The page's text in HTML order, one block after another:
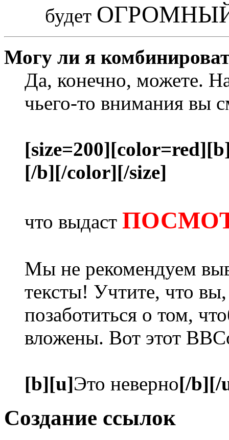
будет
Могу ли я
Да, конечно, можете.
чьего-то внимания вы
[/b][/color][/size]
что выдаст
Мы не рекомендуем
тексты! Учтите, что
позаботиться о том,
вложены. Вот этот
[b][u]Это неверно[/b][/
Создание ссылок